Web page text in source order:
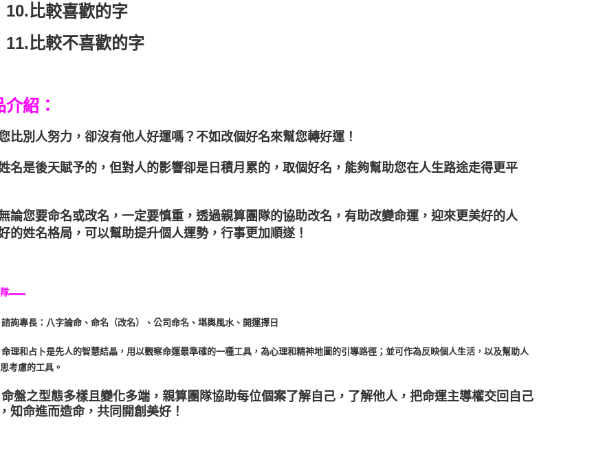
比較喜歡的字
比較不喜歡的字
介紹：
別人努力，卻沒有他人好運嗎？不如改個好名來幫您轉好運！
是後天賦予的，但對人的影響卻是日積月累的，取個好名，能夠幫助您在人生路途走得更平
您要命名或改名，一定要慎重，透過親算團隊的協助改名，有助改變命運，迎來更美好的人
的姓名格局，可以幫助提升個人運勢，行事更加順遂！
—
諮詢專長：八字論命、命名（改名）、公司命名、堪輿風水、開運擇日
命理和占卜是先人的智慧結晶，用以觀察命運最準確的一種工具，為心理和精神地圖的引導路徑；並可作為反映個人生活，以及幫助人
考慮的工具。
命盤之型態多樣且變化多端，親算團隊協助每位個案了解自己，了解他人，把命運主導權交回自己
知命進而造命，共同開創美好！